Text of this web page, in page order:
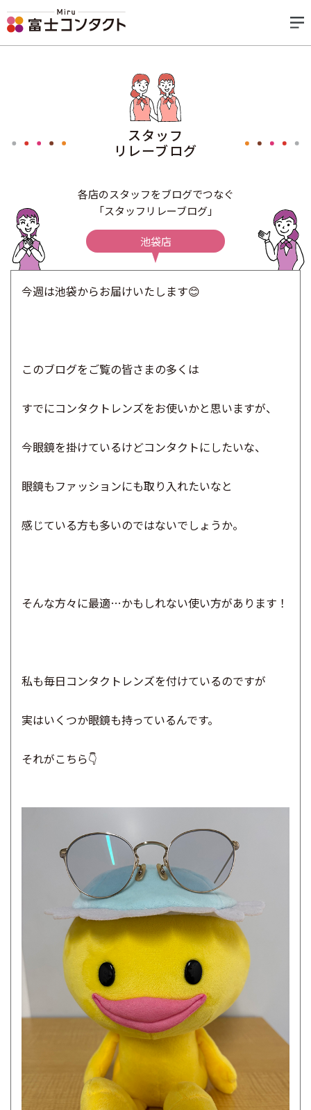
スタッフ
リレーブログ
各店のスタッフをブログでつなぐ
「スタッフリレーブログ」
池袋店
今週は池袋からお届けいたします😊
このブログをご覧の皆さまの多くは
すでにコンタクトレンズをお使いかと思いますが、
今眼鏡を掛けているけどコンタクトにしたいな、
眼鏡もファッションにも取り入れたいなと
感じている方も多いのではないでしょうか。
そんな方々に最適…かもしれない使い方があります！
私も毎日コンタクトレンズを付けているのですが
実はいくつか眼鏡も持っているんです。
それがこちら👇